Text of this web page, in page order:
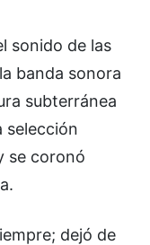
sonido de las
banda sonora
subterránea
selección
se coronó
dejó de